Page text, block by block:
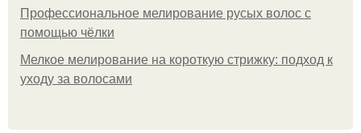
Профессиональное мелирование русых волос с
помощью чёлки
Мелкое мелирование на короткую стрижку: подход к
уходу за волосами